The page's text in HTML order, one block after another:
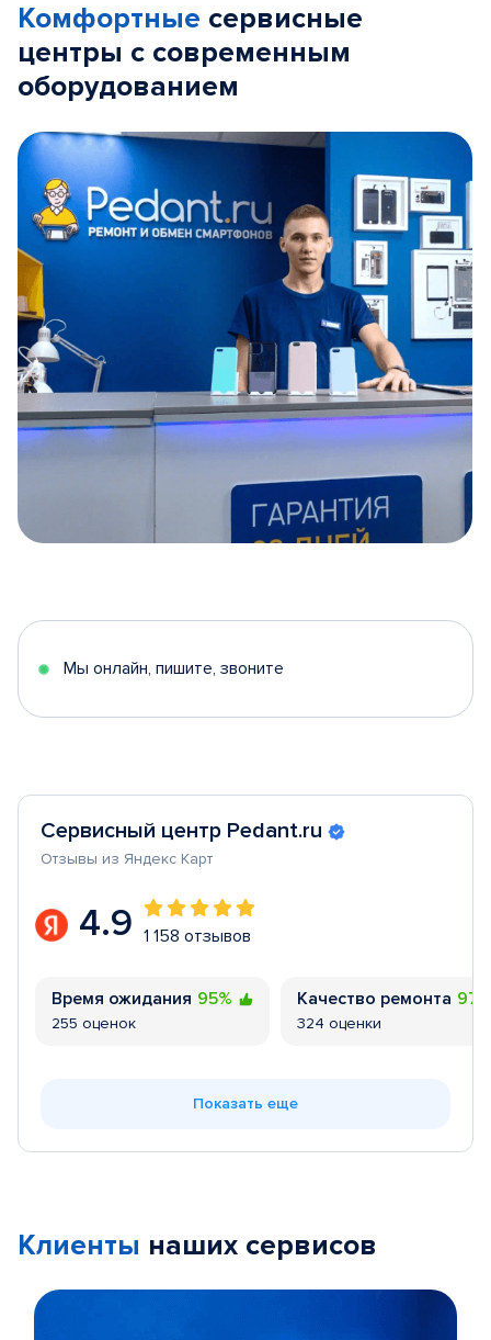
Комфортные сервисные
центры с современным
оборудованием
5
Мы онлайн, пишите, звоните
Сервисный центр Pedant.ru
Отзывы из Яндекс Карт
4.9 1 158 отзывов
Время ожидания 95%
255 оценок
Качество ремонта
324 оценки
Показать еще
Клиенты наших сервисов